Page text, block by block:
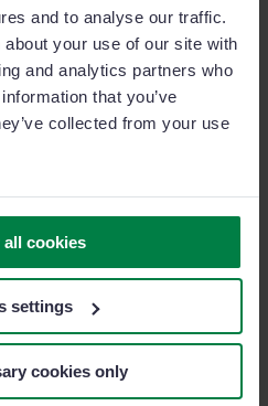
and to analyse our traffic.
your use of our site with
and analytics partners who
that you’ve
collected from your use
cookies
settings
cookies only
sobre a
para as